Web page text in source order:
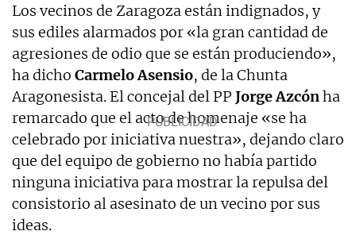
Los vecinos de Zaragoza están indignados, y
sus ediles alarmados por «la gran cantidad de
agresiones de odio que se están produciendo»,
ha dicho Carmelo Asensio, de la Chunta
Aragonesista. El concejal del PP Jorge Azcónha
remarcado que el acto de homenaje «se ha
celebrado por iniciativa nuestra», dejando claro
que del equipo de gobierno no había partido
ninguna iniciativa para mostrar la repulsa del
consistorio al asesinato de un vecino por sus
ideas.